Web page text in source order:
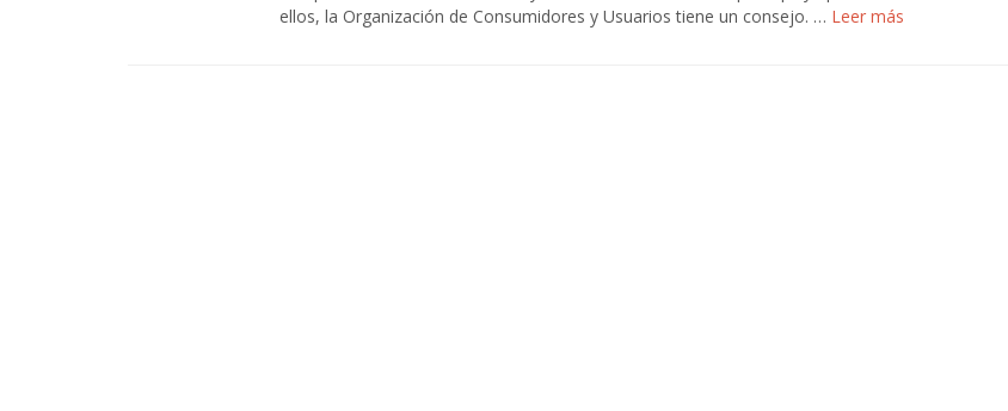
ellos, la Organización de Consumidores y Usuarios tiene un consejo. … Leer más